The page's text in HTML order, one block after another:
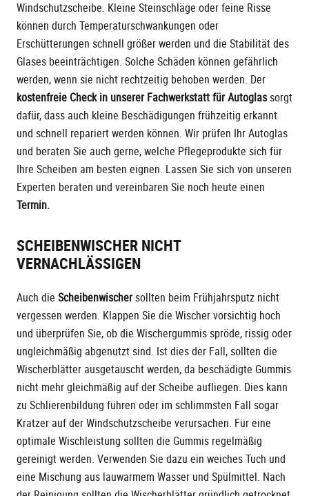
Windschutzscheibe. Kleine Steinschläge oder feine Risse
können durch Temperaturschwankungen oder
Erschütterungen schnell größer werden und die Stabilität des
Glases beeinträchtigen. Solche Schäden können gefährlich
werden, wenn sie nicht rechtzeitig behoben werden. Der
kostenfreie Check in unserer Fachwerkstatt für Autoglassorgt
dafür, dass auch kleine Beschädigungen frühzeitig erkannt
und schnell repariert werden können. Wir prüfen Ihr Autoglas
und beraten Sie auch gerne, welche Pflegeprodukte sich für
Ihre Scheiben am besten eignen. Lassen Sie sich von unseren
Experten beraten und vereinbaren Sie noch heute einen
Termin.
SCHEIBENWISCHER NICHT
VERNACHLÄSSIGEN
Auch die Scheibenwischersollten beim Frühjahrsputz nicht
vergessen werden. Klappen Sie die Wischer vorsichtig hoch
und überprüfen Sie, ob die Wischergummis spröde, rissig oder
ungleichmäßig abgenutzt sind. Ist dies der Fall, sollten die
Wischerblätter ausgetauscht werden, da beschädigte Gummis
nicht mehr gleichmäßig auf der Scheibe aufliegen. Dies kann
zu Schlierenbildung führen oder im schlimmsten Fall sogar
Kratzer auf der Windschutzscheibe verursachen. Für eine
optimale Wischleistung sollten die Gummis regelmäßig
gereinigt werden. Verwenden Sie dazu ein weiches Tuch und
eine Mischung aus lauwarmem Wasser und Spülmittel. Nach